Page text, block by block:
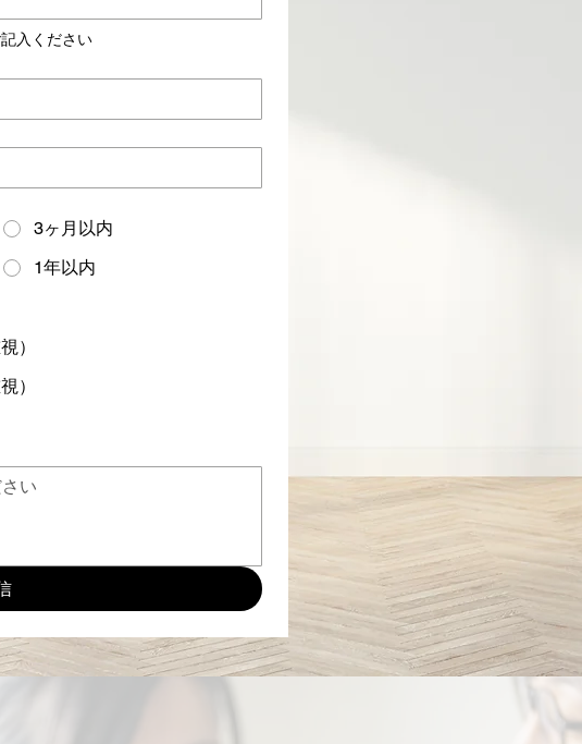
入ください
3ヶ月以内
1年以内
）
）